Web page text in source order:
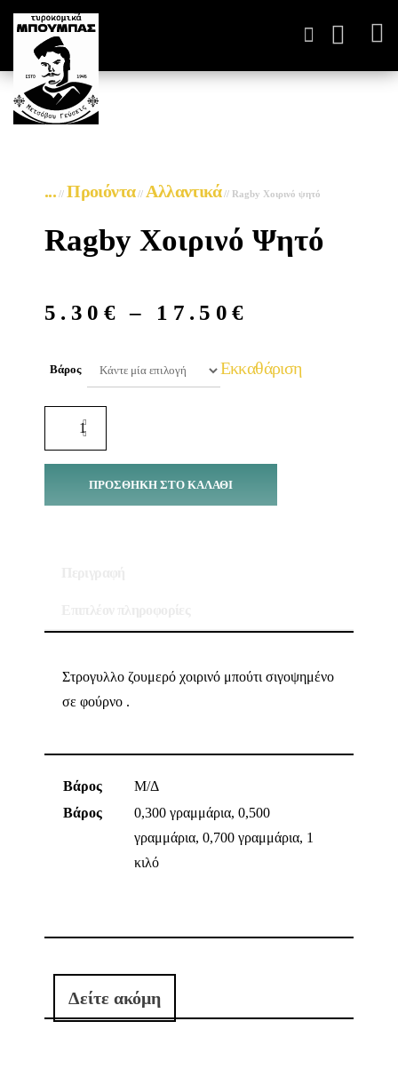
... // Προιόντα// Αλλαντικά// Ragby Χοιρινό ψητό
Ragby Χοιρινό Ψητό
5.30 € – 17.50€
Βάρος Εκκαθάριση
ΠΡΟΣΘΉΚΗ ΣΤΟ ΚΑΛΆΘΙ
Δείτε ακόμη
Στρογυλλο ζουμερό χοιρινό μπούτι σιγοψημένο
σε φούρνο .
Βάρος
Μ/Δ
Βάρος
0,300 γραμμάρια, 0,500
γραμμάρια, 0,700 γραμμάρια, 1
κιλό